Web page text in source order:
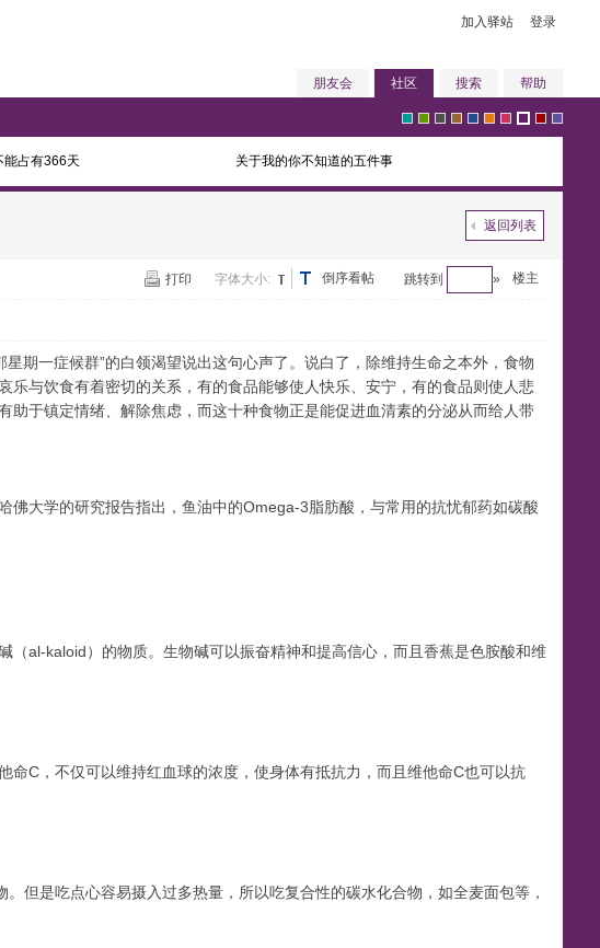
加入驿站 登录
朋友会 社区 搜索 帮助
r
e
y
r
e
e
r
a
y
o
w
u
e
a
n
n
u
r
p
e
能占有366天 关于我的你不知道的五件事
返回列表
楼主
跳转到 »
倒序看帖
打印 字体大小:
期一症候群”的白领渴望说出这句心声了。说白了，除维持生命之本外，食物
与饮食有着密切的关系，有的食品能够使人快乐、安宁，有的食品则使人悲
于镇定情绪、解除焦虑，而这十种食物正是能促进血清素的分泌从而给人带
大学的研究报告指出，鱼油中的Omega-3脂肪酸，与常用的抗忧郁药如碳酸
al-kaloid）的物质。生物碱可以振奋精神和提高信心，而且香蕉是色胺酸和维
C，不仅可以维持红血球的浓度，使身体有抵抗力，而且维他命C也可以抗
但是吃点心容易摄入过多热量，所以吃复合性的碳水化合物，如全麦面包等，